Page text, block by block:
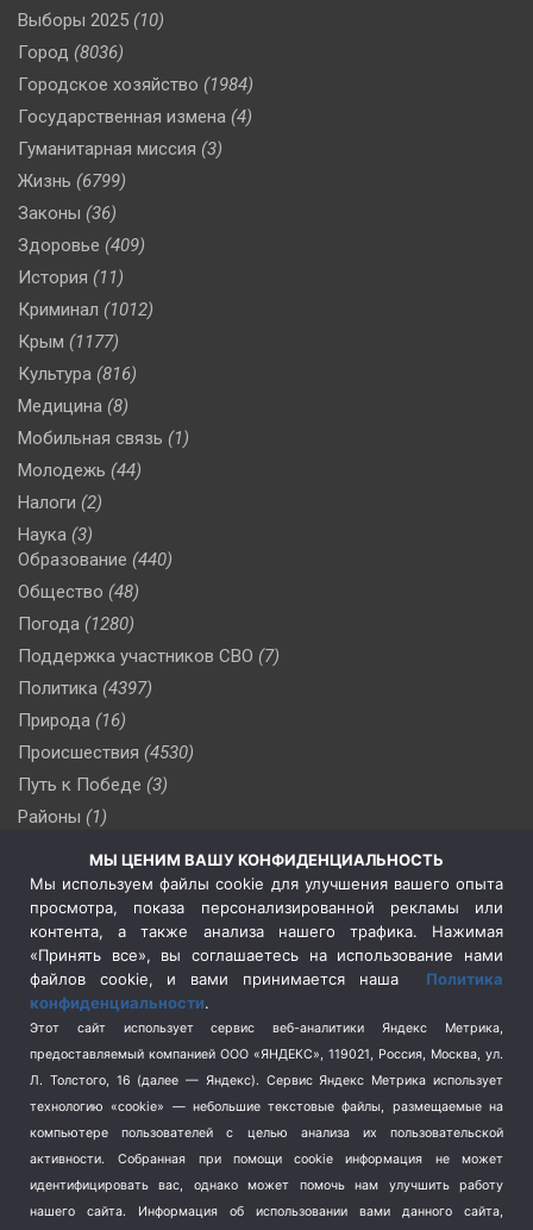
Выборы 2025 (10)
Город (8036)
Городское хозяйство (1984)
Государственная измена (4)
Гуманитарная миссия (3)
Жизнь (6799)
Законы (36)
Здоровье (409)
История (11)
Криминал (1012)
Крым (1177)
Культура (816)
Медицина (8)
Мобильная связь (1)
Молодежь (44)
Налоги (2)
Наука (3)
Образование (440)
Общество (48)
Погода (1280)
Поддержка участников СВО (7)
Политика (4397)
Природа (16)
Происшествия (4530)
Путь к Победе (3)
Районы (1)
(510)
Сельское хозяйство (3)
Социальная политика
(3)
Спецоперация в Украине
Спецоперация на Украине
(404)
Спорт (740)
Терроризм (1)
Транспорт (262)
Туризм (178)
Флот (76)
МЫ ЦЕНИМ ВАШУ КОНФИДЕНЦИАЛЬНОСТЬ
Мы используем файлы cookie для улучшения вашего опыта
просмотра, показа персонализированной рекламы или
контента, а также анализа нашего трафика. Нажимая
«Принять все», вы соглашаетесь на использование нами
файлов cookie, и вами принимается наша Политика
конфиденциальности.
Этот сайт использует сервис веб-аналитики Яндекс Метрика,
предоставляемый компанией ООО «ЯНДЕКС», 119021, Россия, Москва, ул.
Л. Толстого, 16 (далее — Яндекс). Сервис Яндекс Метрика использует
технологию «cookie» — небольшие текстовые файлы, размещаемые на
компьютере пользователей с целью анализа их пользовательской
активности.
Собранная при помощи cookie информация не может
идентифицировать вас, однако может помочь нам улучшить работу
нашего сайта. Информация об использовании вами данного сайта,